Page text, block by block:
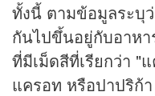
ทั้งนี้ ตามข้อมูลระบุ
กันไปขึ้นอยู่กับอาหา
ที่มีเม็ดสีที่เรียกว่า "
แครอท หรือปาปริก้